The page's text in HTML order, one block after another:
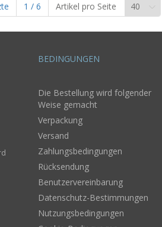
1 / 6 Artikel pro Seite
BEDINGUNGEN
Die Bestellung wird folgender
Weise gemacht
Verpackung
Versand
Zahlungsbedingungen
Rücksendung
Benutzervereinbarung
Datenschutz-Bestimmungen
Nutzungsbedingungen